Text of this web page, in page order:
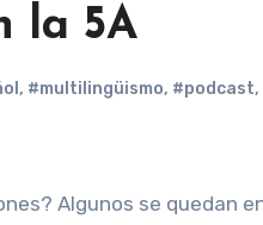
la 5A
, #multilingüismo, #podcast,